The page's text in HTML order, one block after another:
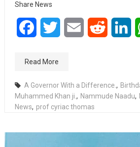
Share News
FacebookTwitter Email Reddit
Read More
A Governor With a Difference.,
Muhammed Khan ji., Nammude Naadu,
News, prof cyriac thomas